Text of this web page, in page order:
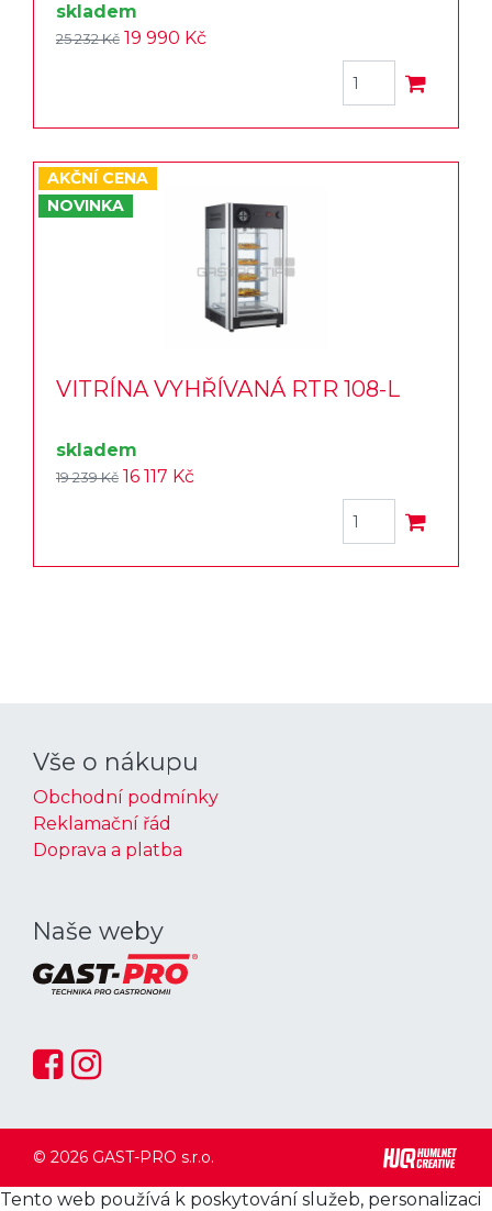
skladem
25 232 Kč 19 990 Kč
AKČNÍ CENA
NOVINKA
VITRÍNA VYHŘÍVANÁ RTR 108-L
skladem
19 239 Kč 16 117 Kč
Vše o nákupu
Obchodní podmínky
Reklamační řád
Doprava a platba
Naše weby
© 2026 GAST-PRO s.r.o.
Tento web používá k poskytování služeb, personalizaci